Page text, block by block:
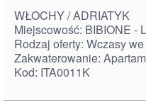
WŁOCHY / ADRIATYK
Miejscowość: BIBIONE -
Rodzaj oferty: Wczasy we
Zakwaterowanie:
Kod: ITA0011K